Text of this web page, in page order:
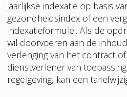
jaarlijkse indexatie op basis
gezondheidsindex of een
indexatieformule.. Als de
wil doorvoeren aan de
verlenging van het contract
dienstverlener van
regelgeving, kan een